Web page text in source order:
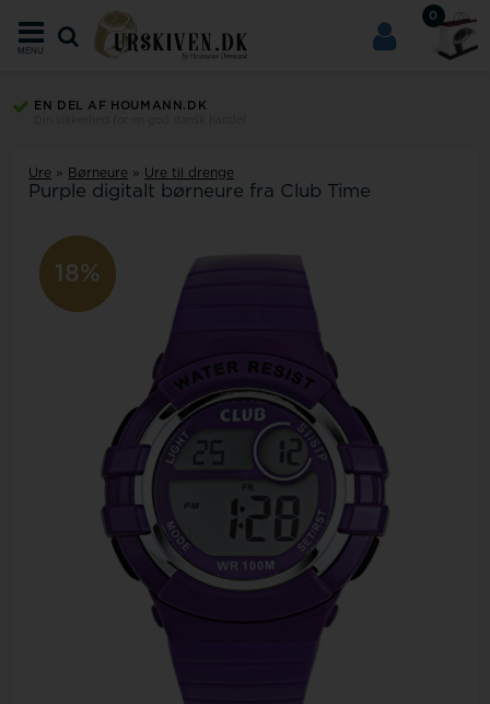
0
MENU
EN DEL AF HOUMANN.DK
Ure » Børneure » Ure til drenge
Purple digitalt børneure fra Club Time
19%
18%